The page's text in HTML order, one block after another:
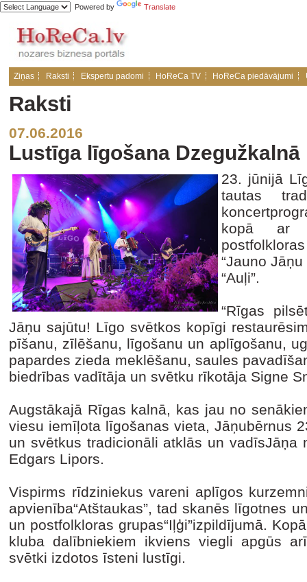
Powered by Translate
Ziņas Raksti Ekspertu padomi HoReCa TV HoReCa piedāvājumi
Raksti
07.06.2016
Lustīga līgošana Dzegužkalnā
23. jūnijā
tautas
kopā ar
“Jauno
“Auļi”.
“Rīgas
Jāņu sajūtu! Līgo svētkos kopīgi
pīšanu, zīlēšanu, līgošanu un aplīgošanu,
papardes zieda meklēšanu, saules
biedrības vadītāja un svētku rīkotāja Signe
Augstākajā Rīgas kalnā, kas jau no
viesu iemīļota līgošanas vieta, Jāņubērnus
un svētkus tradicionāli atklās un vadīsJāņa
Edgars Lipors.
Vispirms rīdziniekus vareni aplīgos
apvienība“Atštaukas”, tad skanēs līgotnes
un postfolkloras grupas“Iļģi”izpildījumā.
kluba dalībniekiem ikviens viegli apgūs
svētki izdotos īsteni lustīgi.